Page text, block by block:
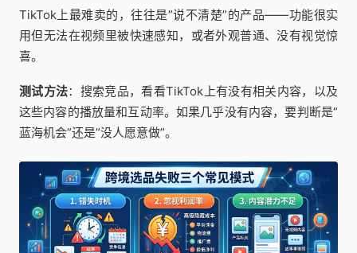
TikTok上最难卖的，往往是”说不清楚”的产品——功能很实
用但无法在视频里被快速感知，或者外观普通、没有视觉惊
喜。
测试方法：搜索竞品，看看TikTok上有没有相关内容，以及
这些内容的播放量和互动率。如果几乎没有内容，要判断是”
蓝海机会”还是”没人愿意做”。